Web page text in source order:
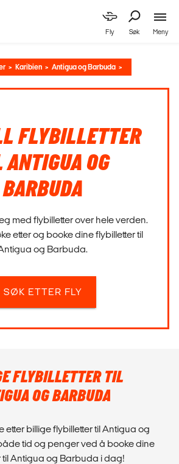
Fly Søk Meny
Karibien Antigua og Barbuda
FLYBILLETTER
ANTIGUA OG
BARBUDA
med flybilletter over hele verden.
etter og booke dine flybilletter til
og Barbuda.
SØK ETTER FLY
FLYBILLETTER TIL
OG BARBUDA
etter billige flybilletter til Antigua og
tid og penger ved å booke dine
til Antigua og Barbuda i dag!